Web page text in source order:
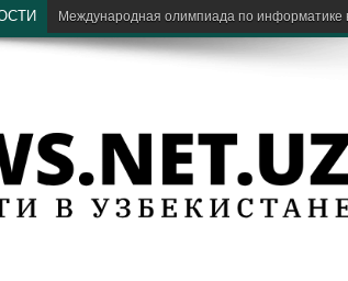
Международная олимпиада по информатике